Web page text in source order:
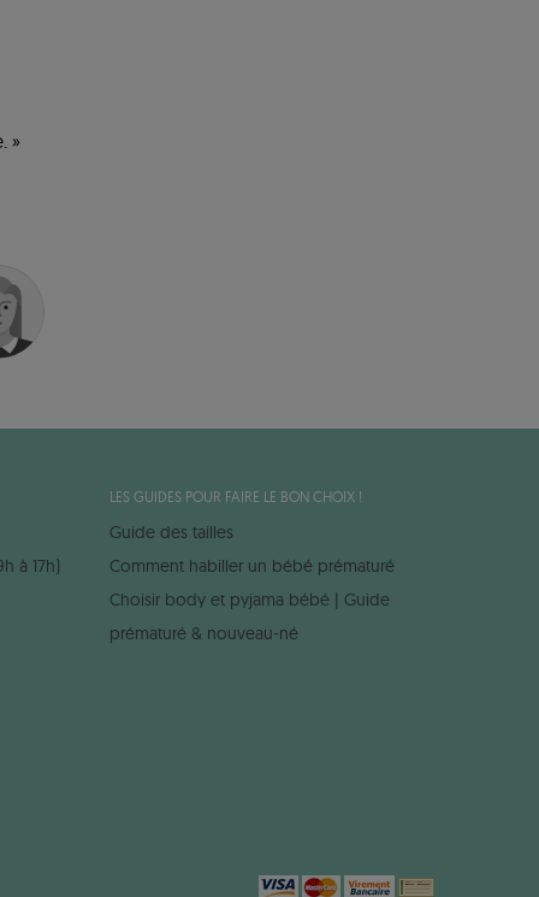
»
à 17h)
LES GUIDES POUR FAIRE LE BON CHOIX !
Guide des tailles
Comment habiller un bébé prématuré
Choisir body et pyjama bébé | Guide
prématuré & nouveau-né